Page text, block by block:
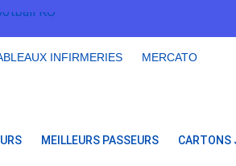
INFIRMERIES MERCATO
MEILLEURS PASSEURS CARTONS